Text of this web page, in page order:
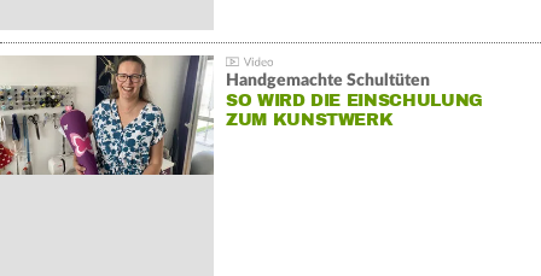
Handgemachte Schultüten
SO WIRD DIE EINSCHULUNG
ZUM KUNSTWERK